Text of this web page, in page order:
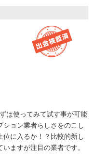
は使ってみて試す事が可能
ョン業者らしさをのこし
に入るか！？比較的新し
ますが注目の業者です。